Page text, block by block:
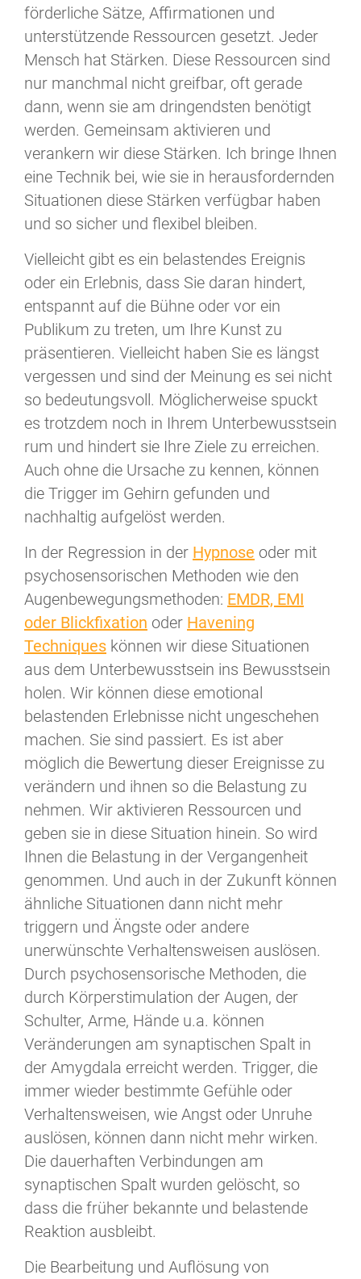
förderliche Sätze, Affirmationen und
unterstützende Ressourcen gesetzt. Jeder
Mensch hat Stärken. Diese Ressourcen sind
nur manchmal nicht greifbar, oft gerade
dann, wenn sie am dringendsten benötigt
werden. Gemeinsam aktivieren und
verankern wir diese Stärken. Ich bringe Ihnen
eine Technik bei, wie sie in herausfordernden
Situationen diese Stärken verfügbar haben
und so sicher und flexibel bleiben.
Vielleicht gibt es ein belastendes Ereignis
oder ein Erlebnis, dass Sie daran hindert,
entspannt auf die Bühne oder vor ein
Publikum zu treten, um Ihre Kunst zu
präsentieren. Vielleicht haben Sie es längst
vergessen und sind der Meinung es sei nicht
so bedeutungsvoll. Möglicherweise spuckt
es trotzdem noch in Ihrem Unterbewusstsein
rum und hindert sie Ihre Ziele zu erreichen.
Auch ohne die Ursache zu kennen, können
die Trigger im Gehirn gefunden und
nachhaltig aufgelöst werden.
In der Regression in der Hypnose oder mit
psychosensorischen Methoden wie den
Augenbewegungsmethoden: EMDR, EMI
oder Blickfixation oder Havening
Techniques können wir diese Situationen
aus dem Unterbewusstsein ins Bewusstsein
holen. Wir können diese emotional
belastenden Erlebnisse nicht ungeschehen
machen. Sie sind passiert. Es ist aber
möglich die Bewertung dieser Ereignisse zu
verändern und ihnen so die Belastung zu
nehmen. Wir aktivieren Ressourcen und
geben sie in diese Situation hinein. So wird
Ihnen die Belastung in der Vergangenheit
genommen. Und auch in der Zukunft können
ähnliche Situationen dann nicht mehr
triggern und Ängste oder andere
unerwünschte Verhaltensweisen auslösen.
Durch psychosensorische Methoden, die
durch Körperstimulation der Augen, der
Schulter, Arme, Hände u.a. können
Veränderungen am synaptischen Spalt in
der Amygdala erreicht werden. Trigger, die
immer wieder bestimmte Gefühle oder
Verhaltensweisen, wie Angst oder Unruhe
auslösen, können dann nicht mehr wirken.
Die dauerhaften Verbindungen am
synaptischen Spalt wurden gelöscht, so
dass die früher bekannte und belastende
Reaktion ausbleibt.
Die Bearbeitung und Auflösung von